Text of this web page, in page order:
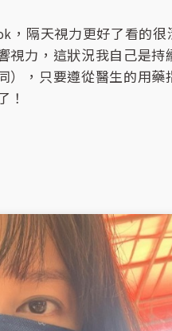
，隔天視力更好了看的很
視力，這狀況我自己是持
），只要遵從醫生的用藥
！